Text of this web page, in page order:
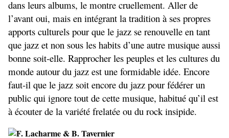
dans leurs albums, le montre cruellement. Aller de
l’avant oui, mais en intégrant la tradition à ses propres
apports culturels pour que le jazz se renouvelle en tant
que jazz et non sous les habits d’une autre musique aussi
bonne soit-elle. Rapprocher les peuples et les cultures du
monde autour du jazz est une formidable idée. Encore
faut-il que le jazz soit encore du jazz pour fédérer un
public qui ignore tout de cette musique, habitué qu’il est
à écouter de la variété frelatée ou du rock insipide.